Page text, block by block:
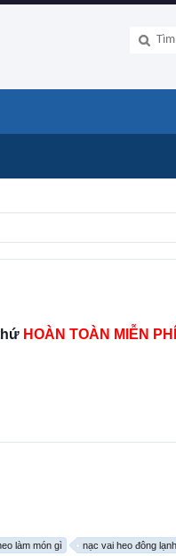
HOÀN TOÀN MIỄN
làm món gì nạc vai heo đông lạnh